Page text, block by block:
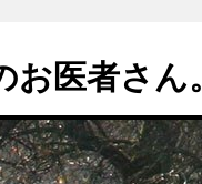
お医者さ